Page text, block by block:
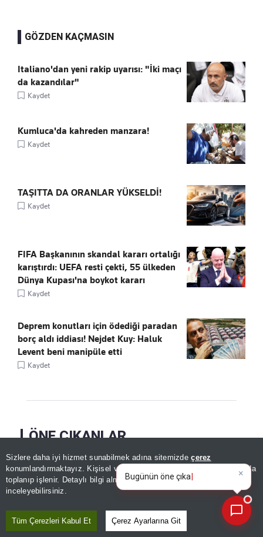
Sizlere daha iyi hizmet sunabilmek adına sitemizdeçerez
konumlandırmaktayız. Kişisel verileriniz, KVKK ve GDPR kapsamında
toplanıp işlenir. Detaylı bilgi almak içinAydınlatma Metnimizi
inceleyebilirsiniz.
Tüm Çerezleri Kabul Et Çerez Ayarlarına Git
GÖZDEN KAÇMASIN
Italiano'dan yeni rakip uyarısı: "İki maçı
da kazandılar"
Kaydet
Kumluca'da kahreden manzara!
Kaydet
TAŞITTA DA ORANLAR YÜKSELDİ!
Kaydet
FIFA Başkanının skandal kararı ortalığı
karıştırdı: UEFA resti çekti, 55 ülkeden
Dünya Kupası'na boykot kararı
Kaydet
Deprem konutları için ödediği paradan
borç aldı iddiası! Nejdet Kuy: Haluk
Levent beni manipüle etti
Kaydet
ÖNE ÇIKANLAR
×
Bugünün öne çıkan manşetleri
ve gelişmeleri neler